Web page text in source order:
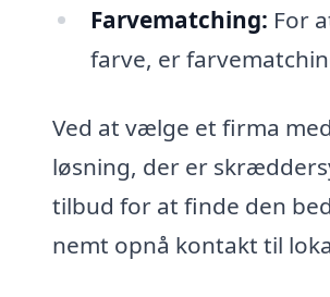
Farvematching: For
farve, er
Ved at vælge et firma
løsning, der er
tilbud for at finde den
nemt opnå kontakt til